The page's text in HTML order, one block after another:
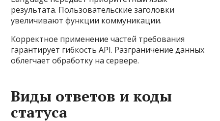
результата. Пользовательские заголовки
увеличивают функции коммуникации.
Корректное применение частей требования
гарантирует гибкость API. Разграничение данных
облегчает обработку на сервере.
Виды ответов и коды
статуса